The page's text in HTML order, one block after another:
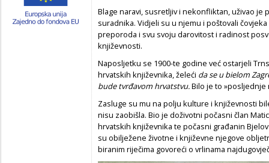
Blage naravi, susretljiv i nekonfliktan, uživao je
suradnika. Vidjeli su u njemu i poštovali
preporoda i svu svoju darovitost i radinost
književnosti.
Naposljetku se 1900-te godine već ostarjeli
hrvatskih književnika, želeći da se u bielom
bude tvrđavom hrvatstvu.Bilo je to
Zasluge su mu na polju kulture i književnosti
nisu zaobišla. Bio je doživotni počasni član
hrvatskih književnika te počasni građanin
su obilježene životne i književne njegove
biranim riječima govoreći o vrlinama